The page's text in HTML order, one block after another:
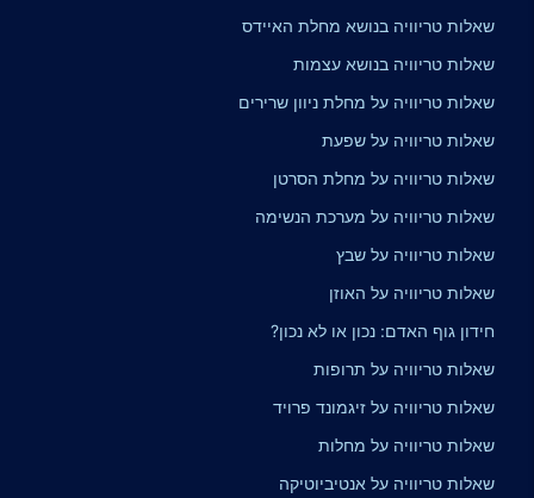
שאלות טריוויה בנושא מחלת האיידס
שאלות טריוויה בנושא עצמות
שאלות טריוויה על מחלת ניוון שרירים
שאלות טריוויה על שפעת
שאלות טריוויה על מחלת הסרטן
שאלות טריוויה על מערכת הנשימה
שאלות טריוויה על שבץ
שאלות טריוויה על האוזן
חידון גוף האדם: נכון או לא נכון?
שאלות טריוויה על תרופות
שאלות טריוויה על זיגמונד פרויד
שאלות טריוויה על מחלות
שאלות טריוויה על אנטיביוטיקה